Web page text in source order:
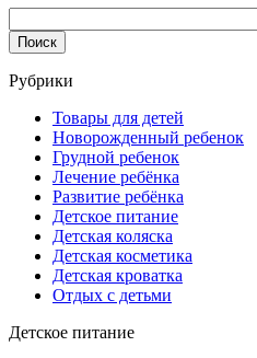
Рубрики
Товары для детей
Новорожденный ребенок
Грудной ребенок
Лечение ребёнка
Развитие ребёнка
Детское питание
Детская коляска
Детская косметика
Детская кроватка
Отдых с детьми
Детское питание